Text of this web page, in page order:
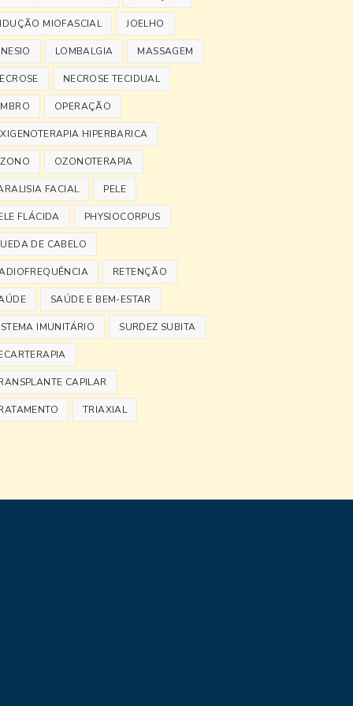
MIOFASCIAL JOELHO
LOMBALGIA MASSAGEM
NECROSE TECIDUAL
OPERAÇÃO
HIPERBARICA
OZONOTERAPIA
FACIAL PELE
FLÁCIDA PHYSIOCORPUS
DE CABELO
RETENÇÃO
SAÚDE E BEM-ESTAR
IMUNITÁRIO SURDEZ SUBITA
CAPILAR
TRIAXIAL